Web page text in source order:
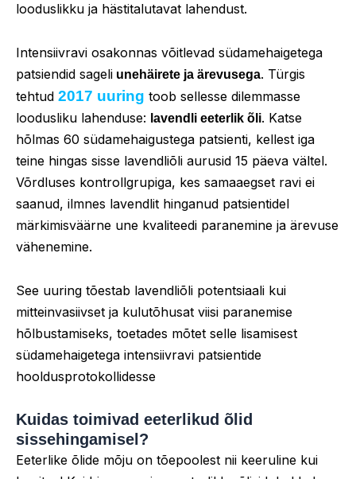
looduslikku ja hästitalutavat lahendust.
Intensiivravi osakonnas võitlevad südamehaigetega
patsiendid sageli unehäirete ja ärevusega. Türgis
tehtud 2017 uuring toob sellesse dilemmasse
loodusliku lahenduse: lavendli eeterlik õli. Katse
hõlmas 60 südamehaigustega patsienti, kellest iga
teine hingas sisse lavendliõli aurusid 15 päeva vältel.
Võrdluses kontrollgrupiga, kes samaaegset ravi ei
saanud, ilmnes lavendlit hinganud patsientidel
märkimisväärne une kvaliteedi paranemine ja ärevuse
vähenemine.
See uuring tõestab lavendliõli potentsiaali kui
mitteinvasiivset ja kulutõhusat viisi paranemise
hõlbustamiseks, toetades mõtet selle lisamisest
südamehaigetega intensiivravi patsientide
hooldusprotokollidesse
Kuidas toimivad eeterlikud õlid
sissehingamisel?
Eeterlike õlide mõju on tõepoolest nii keeruline kui